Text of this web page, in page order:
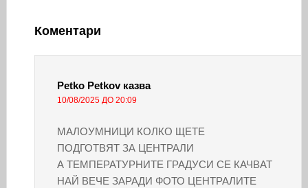
Коментари
Petko Petkov казва
10/08/2025 ДО 20:09
МАЛОУМНИЦИ КОЛКО ЩЕТЕ
ПОДГОТВЯТ ЗА ЦЕНТРАЛИ
А ТЕМПЕРАТУРНИТЕ ГРАДУСИ СЕ КАЧВАТ
НАЙ ВЕЧЕ ЗАРАДИ ФОТО ЦЕНТРАЛИТЕ